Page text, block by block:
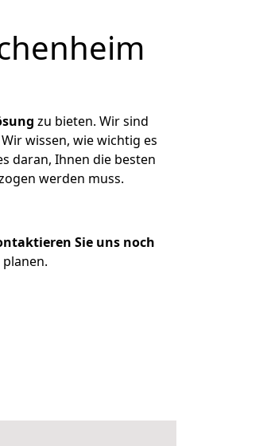
zu bieten. Wir sind
wissen, wie wichtig es
daran, Ihnen die besten
werden muss.
Sie uns noch